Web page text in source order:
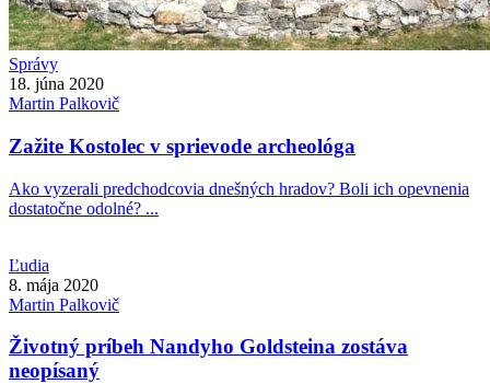
Správy
18. júna 2020
Martin Palkovič
Zažite Kostolec v sprievode archeológa
Ako vyzerali predchodcovia dnešných hradov? Boli ich opevnenia
dostatočne odolné? ...
Ľudia
8. mája 2020
Martin Palkovič
Životný príbeh Nandyho Goldsteina zostáva
neopísaný